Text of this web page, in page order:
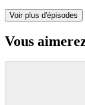
Voir plus d'épisodes
Vous